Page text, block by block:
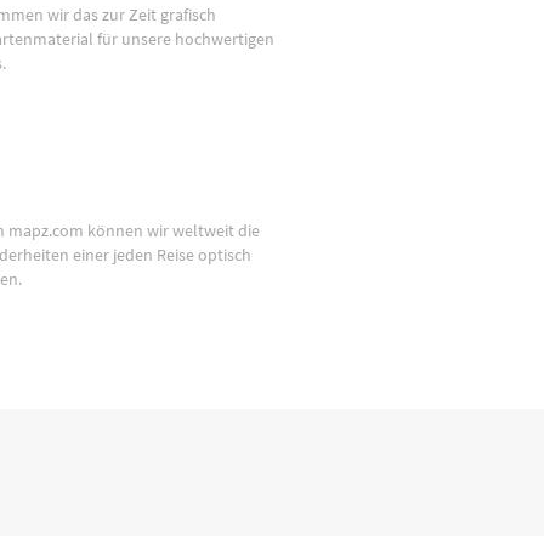
wir das zur Zeit grafisch
für unsere hochwertigen
mapz.com können wir weltweit die
einer jeden Reise optisch